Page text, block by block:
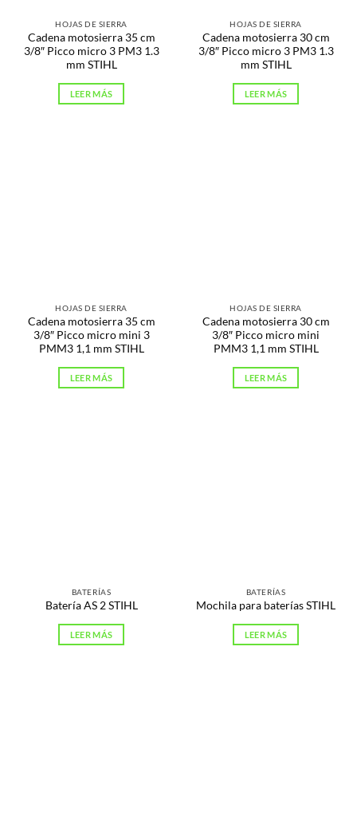
HOJAS DE SIERRA
Cadena motosierra 35 cm
3/8″ Picco micro 3 PM3 1.3
mm STIHL
LEER MÁS
HOJAS DE SIERRA
Cadena motosierra 30 cm
3/8″ Picco micro 3 PM3 1.3
mm STIHL
LEER MÁS
HOJAS DE SIERRA
Cadena motosierra 35 cm
3/8″ Picco micro mini 3
PMM3 1,1 mm STIHL
LEER MÁS
HOJAS DE SIERRA
Cadena motosierra 30 cm
3/8″ Picco micro mini
PMM3 1,1 mm STIHL
LEER MÁS
BATERÍAS
Batería AS 2 STIHL
LEER MÁS
BATERÍAS
Mochila para baterías STIHL
LEER MÁS